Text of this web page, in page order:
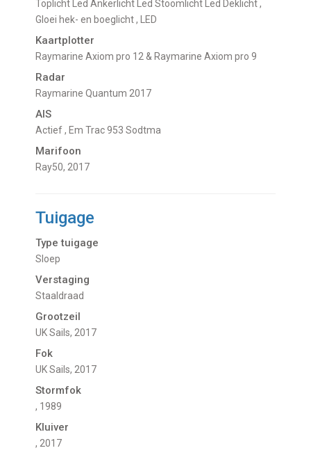
Toplicht Led Ankerlicht Led Stoomlicht Led Deklicht,
Gloei hek- en boeglicht, LED
Kaartplotter
Raymarine Axiom pro 12 & Raymarine Axiom pro 9
Radar
Raymarine Quantum 2017
AIS
Actief , Em Trac 953 Sodtma
Marifoon
Ray50, 2017
Tuigage
Type tuigage
Sloep
Verstaging
Staaldraad
Grootzeil
UK Sails, 2017
Fok
UK Sails, 2017
Stormfok
, 1989
Kluiver
, 2017